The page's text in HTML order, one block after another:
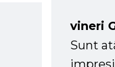
vineri
Sunt